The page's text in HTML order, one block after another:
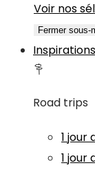
Voir nos
Fermer sous-
Inspirations
Road trips
1 jour
1 jour